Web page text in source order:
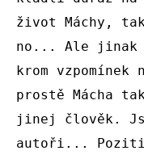
život Máchy,
no... Ale jinak k
krom
prostě Mácha
jinej člověk.
autoři...